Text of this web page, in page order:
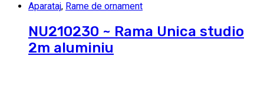
Aparataj, Rame de ornament
NU210230 ~ Rama Unica studio
2m aluminiu